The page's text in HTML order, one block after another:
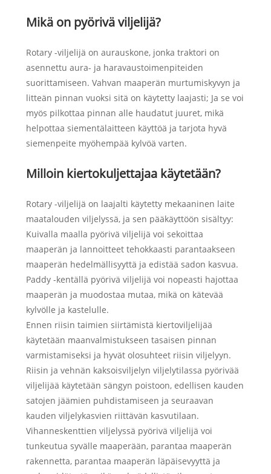
Mikä on pyörivä viljelijä?
Rotary -viljelijä on aurauskone, jonka traktori on
asennettu aura- ja haravaustoimenpiteiden
suorittamiseen. Vahvan maaperän murtumiskyvyn ja
litteän pinnan vuoksi sitä on käytetty laajasti; Ja se voi
myös pilkottaa pinnan alle haudatut juuret, mikä
helpottaa siementälaitteen käyttöä ja tarjota hyvä
siemenpeite myöhempää kylvöä varten.
Milloin kiertokuljettajaa käytetään?
Rotary -viljelijä on laajalti käytetty mekaaninen laite
maatalouden viljelyssä, ja sen pääkäyttöön sisältyy:
Kuivalla maalla pyörivä viljelijä voi sekoittaa
maaperän ja lannoitteet tehokkaasti parantaakseen
maaperän hedelmällisyyttä ja edistää sadon kasvua.
Paddy -kentällä pyörivä viljelijä voi nopeasti hajottaa
maaperän ja muodostaa mutaa, mikä on kätevää
kylvölle ja kastelulle.
Ennen riisin taimien siirtämistä kiertoviljelijää
käytetään maanvalmistukseen tasaisen pinnan
varmistamiseksi ja hyvät olosuhteet riisin viljelyyn.
Riisin ja vehnän kaksoisviljelyn viljelytilassa pyörivää
viljelijää käytetään sängyn poistoon, edellisen kauden
satojen jäämien puhdistamiseen ja seuraavan
kauden viljelykasvien riittävän kasvutilaan.
Vihanneskenttien viljelyssä pyörivä viljelijä voi
tunkeutua syvälle maaperään, parantaa maaperän
rakennetta, parantaa maaperän läpäisevyyttä ja